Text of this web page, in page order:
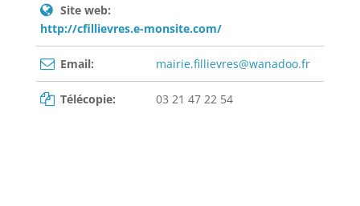
Site web:
http://cfillievres.e-monsite.com/
Email: mairie.fillievres@wanadoo.fr
Télécopie: 03 21 47 22 54